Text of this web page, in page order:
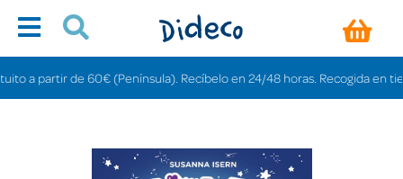
partir de 60€ (Península). Recíbelo en 24/48 horas. Recogida en